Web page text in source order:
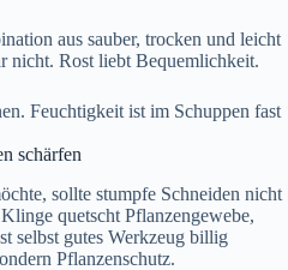
aus sauber, trocken und leicht
nicht. Rost liebt Bequemlichkeit.
Feuchtigkeit ist im Schuppen fast
schärfen
sollte stumpfe Schneiden nicht
quetscht Pflanzengewebe,
selbst gutes Werkzeug billig
Pflanzenschutz.